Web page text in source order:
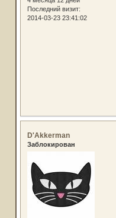
Последний визит:
2014-03-23 23:41:02
D'Akkerman
Заблокирован